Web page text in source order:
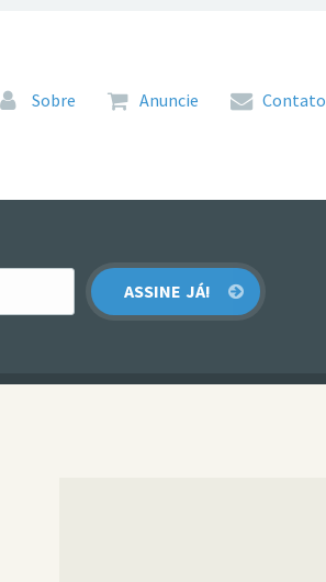
Pular para o conteúdo
Sobre Anuncie Contato